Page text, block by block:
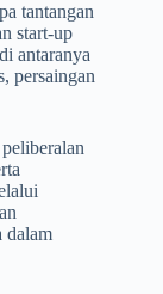
tantangan
start-up
antaranya
persaingan
dalam